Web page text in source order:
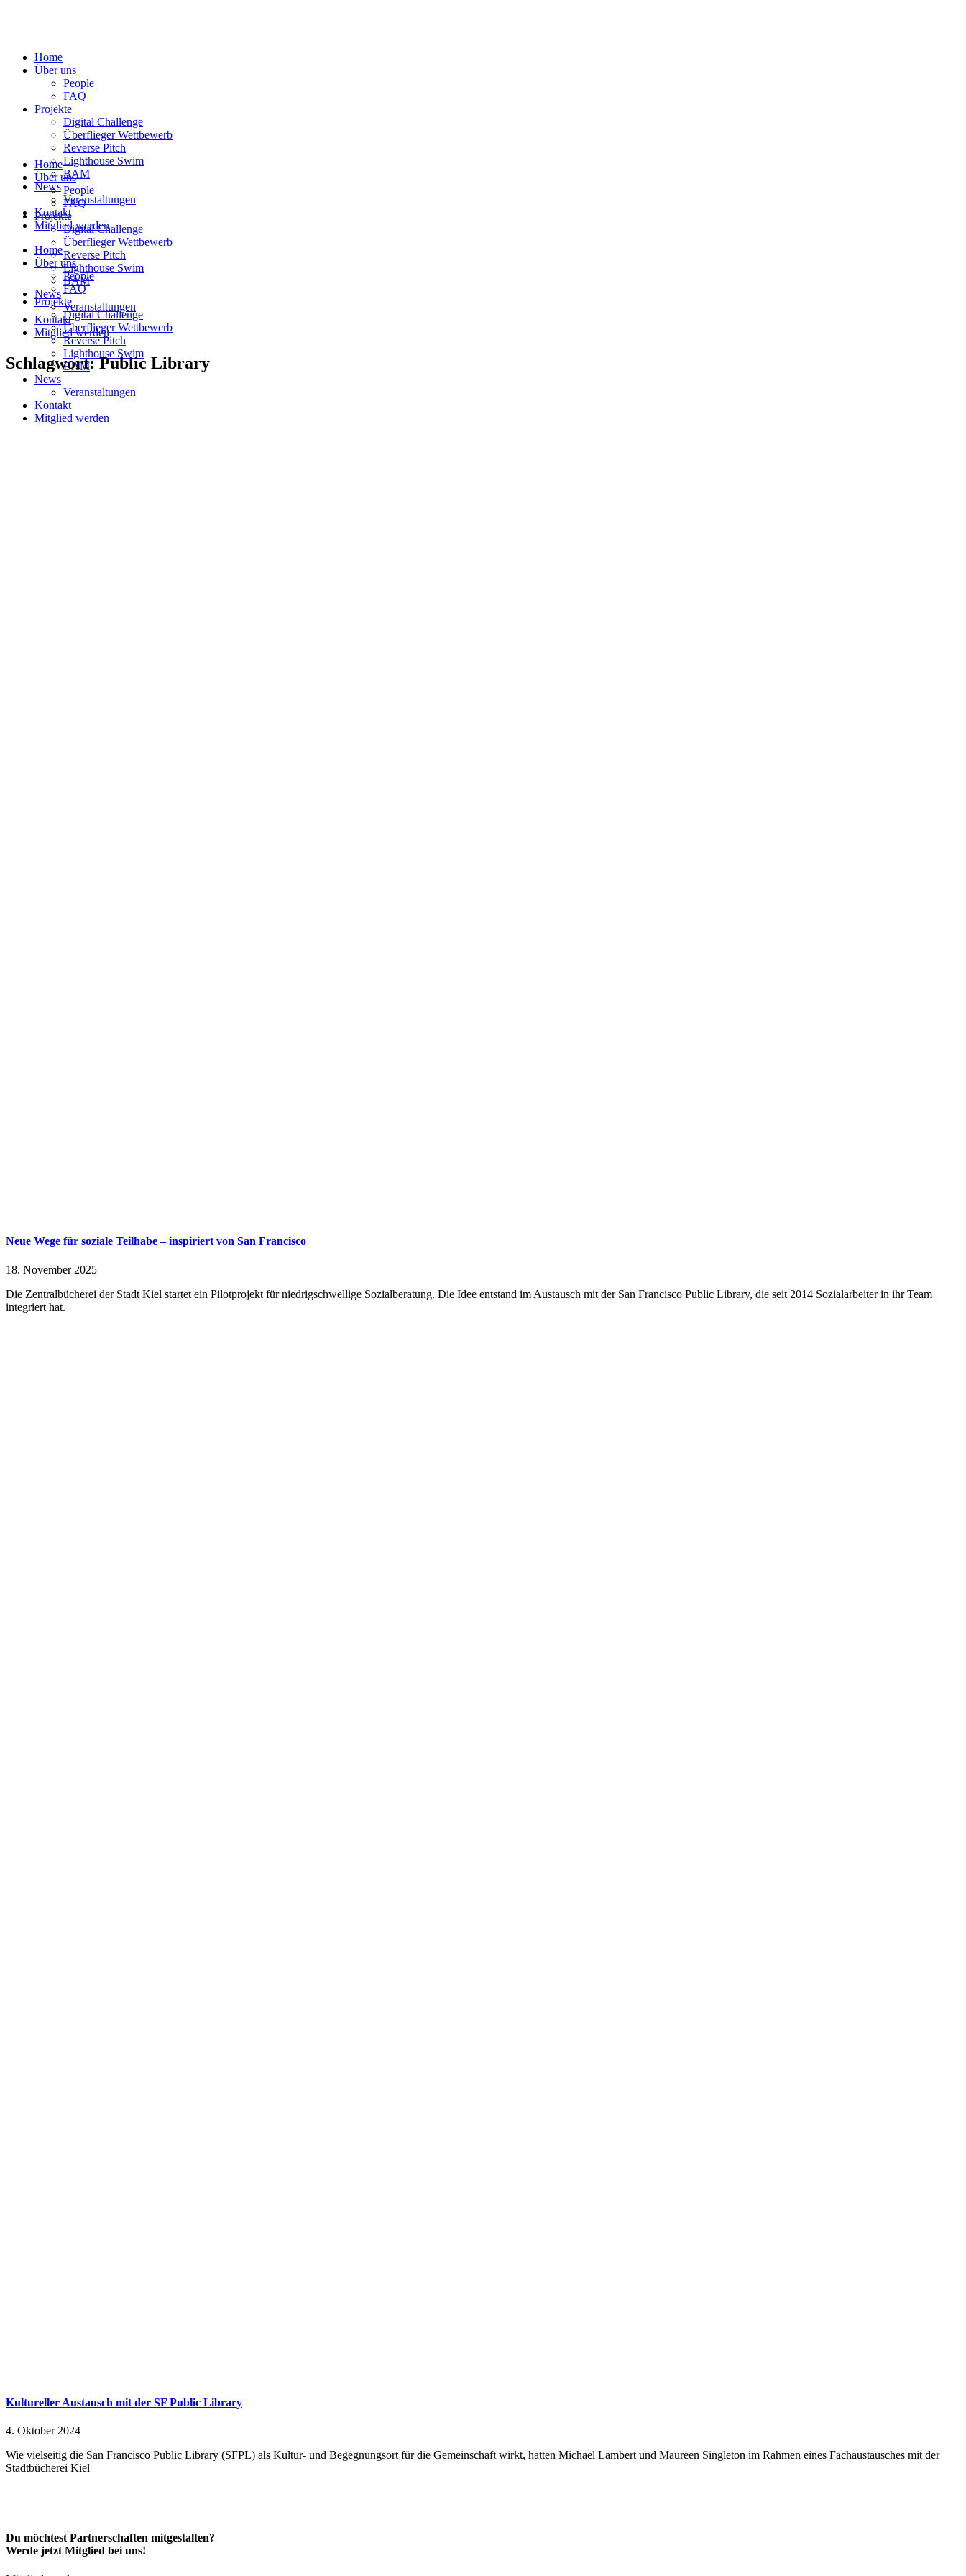
Home
Über uns
People
FAQ
Projekte
Digital Challenge
Überflieger Wettbewerb
Reverse Pitch
Lighthouse Swim
BAM
News
Veranstaltungen
Kontakt
Mitglied werden
Home
Über uns
People
FAQ
Projekte
Digital Challenge
Überflieger Wettbewerb
Reverse Pitch
Lighthouse Swim
BAM
News
Veranstaltungen
Kontakt
Mitglied werden
Home
Über uns
People
FAQ
Projekte
Digital Challenge
Überflieger Wettbewerb
Reverse Pitch
Lighthouse Swim
BAM
News
Veranstaltungen
Kontakt
Mitglied werden
Schlagwort: Public Library
Neue Wege für soziale Teilhabe – inspiriert von San Francisco
18. November 2025
Die Zentralbücherei der Stadt Kiel startet ein Pilotprojekt für niedrigschwellige Sozialberatung. Die Idee entstand im Austausch mit der San Francisco Public Library, die seit 2014 Sozialarbeiter in ihr Team
integriert hat.
Kultureller Austausch mit der SF Public Library
4. Oktober 2024
Wie vielseitig die San Francisco Public Library (SFPL) als Kultur- und Begegnungsort für die Gemeinschaft wirkt, hatten Michael Lambert und Maureen Singleton im Rahmen eines Fachaustausches mit der
Stadtbücherei Kiel
Du möchtest Partnerschaften mitgestalten?
Werde jetzt Mitglied bei uns!